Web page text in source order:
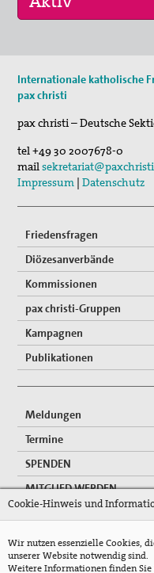
Wehrdienstes, KDV-
„Menschen der
Roter Faden Frieden-
Internationale katholische
pax christi
pax christi – Deutsche
tel+49 30 2007678-0
mail
Impressum |Datenschutz
Friedensfragen
Diözesanverbände
Kommissionen
pax christi-Gruppen
Kampagnen
Publikationen
Meldungen
Termine
SPENDEN
MITGLIED WERDEN
NEWSLETTER
Mitgliederzugang
Cookie-Hinweis und
Wir nutzen essenzielle Cookies,
unserer Website notwendig sind.
Weitere Informationen finden Sie